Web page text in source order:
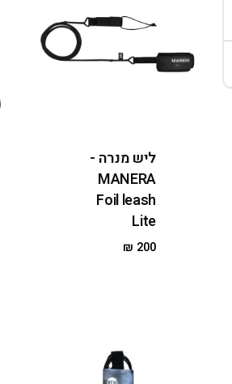
ליש מנרה -
MANERA
Foil leash
Lite
₪ 200